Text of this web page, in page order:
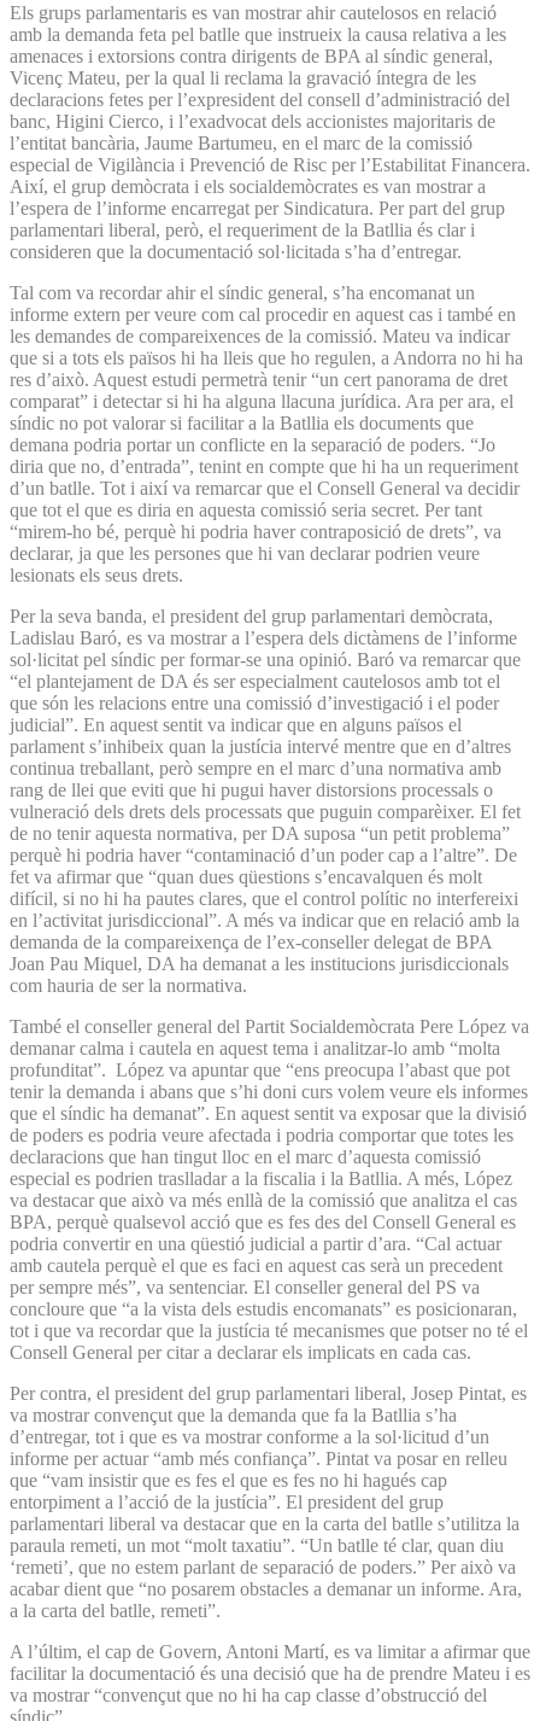
Els grups parlamentaris es van mostrar ahir cautelosos en relació
amb la demanda feta pel batlle que instrueix la causa relativa a les
amenaces i extorsions contra dirigents de BPA al síndic general,
Vicenç Mateu, per la qual li reclama la gravació íntegra de les
declaracions fetes per l’expresident del consell d’administració del
banc, Higini Cierco, i l’exadvocat dels accionistes majoritaris de
l’entitat bancària, Jaume Bartumeu, en el marc de la comissió
especial de Vigilància i Prevenció de Risc per l’Estabilitat Financera.
Així, el grup demòcrata i els socialdemòcrates es van mostrar a
l’espera de l’informe encarregat per Sindicatura. Per part del grup
parlamentari liberal, però, el requeriment de la Batllia és clar i
consideren que la documentació sol·licitada s’ha d’entregar.
Tal com va recordar ahir el síndic general, s’ha encomanat un
informe extern per veure com cal procedir en aquest cas i també en
les demandes de compareixences de la comissió. Mateu va indicar
que si a tots els països hi ha lleis que ho regulen, a Andorra no hi ha
res d’això. Aquest estudi permetrà tenir “un cert panorama de dret
comparat” i detectar si hi ha alguna llacuna jurídica. Ara per ara, el
síndic no pot valorar si facilitar a la Batllia els documents que
demana podria portar un conflicte en la separació de poders. “Jo
diria que no, d’entrada”, tenint en compte que hi ha un requeriment
d’un batlle. Tot i així va remarcar que el Consell General va decidir
que tot el que es diria en aquesta comissió seria secret. Per tant
“mirem-ho bé, perquè hi podria haver contraposició de drets”, va
declarar, ja que les persones que hi van declarar podrien veure
lesionats els seus drets.
Per la seva banda, el president del grup parlamentari demòcrata,
Ladislau Baró, es va mostrar a l’espera dels dictàmens de l’informe
sol·licitat pel síndic per formar-se una opinió. Baró va remarcar que
“el plantejament de DA és ser especialment cautelosos amb tot el
que són les relacions entre una comissió d’investigació i el poder
judicial”. En aquest sentit va indicar que en alguns països el
parlament s’inhibeix quan la justícia intervé mentre que en d’altres
continua treballant, però sempre en el marc d’una normativa amb
rang de llei que eviti que hi pugui haver distorsions processals o
vulneració dels drets dels processats que puguin comparèixer. El fet
de no tenir aquesta normativa, per DA suposa “un petit problema”
perquè hi podria haver “contaminació d’un poder cap a l’altre”. De
fet va afirmar que “quan dues qüestions s’encavalquen és molt
difícil, si no hi ha pautes clares, que el control polític no interfereixi
en l’activitat jurisdiccional”. A més va indicar que en relació amb la
demanda de la compareixença de l’ex-conseller delegat de BPA
Joan Pau Miquel, DA ha demanat a les institucions jurisdiccionals
com hauria de ser la normativa.
També el conseller general del Partit Socialdemòcrata Pere López va
demanar calma i cautela en aquest tema i analitzar-lo amb “molta
profunditat”. López va apuntar que “ens preocupa l’abast que pot
tenir la demanda i abans que s’hi doni curs volem veure els informes
que el síndic ha demanat”. En aquest sentit va exposar que la divisió
de poders es podria veure afectada i podria comportar que totes les
declaracions que han tingut lloc en el marc d’aquesta comissió
especial es podrien traslladar a la fiscalia i la Batllia. A més, López
va destacar que això va més enllà de la comissió que analitza el cas
BPA, perquè qualsevol acció que es fes des del Consell General es
podria convertir en una qüestió judicial a partir d’ara. “Cal actuar
amb cautela perquè el que es faci en aquest cas serà un precedent
per sempre més”, va sentenciar. El conseller general del PS va
concloure que “a la vista dels estudis encomanats” es posicionaran,
tot i que va recordar que la justícia té mecanismes que potser no té el
Consell General per citar a declarar els implicats en cada cas.
Per contra, el president del grup parlamentari liberal, Josep Pintat, es
va mostrar convençut que la demanda que fa la Batllia s’ha
d’entregar, tot i que es va mostrar conforme a la sol·licitud d’un
informe per actuar “amb més confiança”. Pintat va posar en relleu
que “vam insistir que es fes el que es fes no hi hagués cap
entorpiment a l’acció de la justícia”. El president del grup
parlamentari liberal va destacar que en la carta del batlle s’utilitza la
paraula remeti, un mot “molt taxatiu”. “Un batlle té clar, quan diu
‘remeti’, que no estem parlant de separació de poders.” Per això va
acabar dient que “no posarem obstacles a demanar un informe. Ara,
a la carta del batlle, remeti”.
A l’últim, el cap de Govern, Antoni Martí, es va limitar a afirmar que
facilitar la documentació és una decisió que ha de prendre Mateu i es
va mostrar “convençut que no hi ha cap classe d’obstrucció del
síndic”.